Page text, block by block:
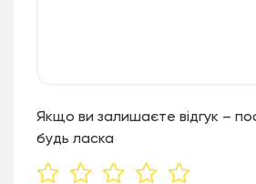
Якщо ви залишаєте відгук –
будь ласка